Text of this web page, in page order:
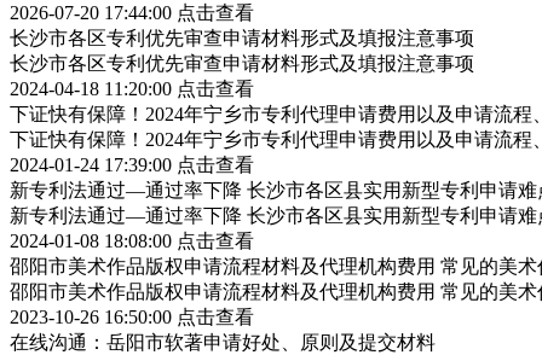
2026-07-20 17:44:00 点击查看
长沙市各区专利优先审查申请材料形式及填报注意事项
长沙市各区专利优先审查申请材料形式及填报注意事项
2024-04-18 11:20:00 点击查看
下证快有保障！2024年宁乡市专利代理申请费用以及申请流程
下证快有保障！2024年宁乡市专利代理申请费用以及申请流程
2024-01-24 17:39:00 点击查看
新专利法通过—通过率下降 长沙市各区县实用新型专利申请
新专利法通过—通过率下降 长沙市各区县实用新型专利申请
2024-01-08 18:08:00 点击查看
邵阳市美术作品版权申请流程材料及代理机构费用 常见的美
邵阳市美术作品版权申请流程材料及代理机构费用 常见的美
2023-10-26 16:50:00 点击查看
在线沟通：岳阳市软著申请好处、原则及提交材料